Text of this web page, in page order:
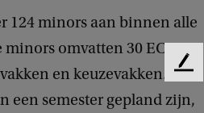
124 minors aan binnen alle
omvatten 30 EC en
en keuzevakken. De
een semester gepland zijn,
F
e